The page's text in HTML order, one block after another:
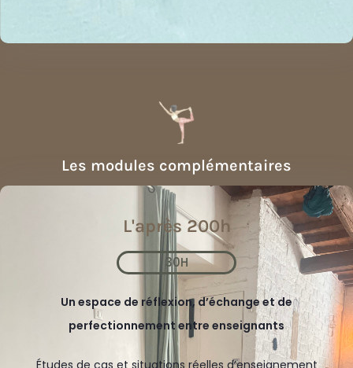
Les modules complémentaires
L'après 200h
30H
Un espace de réflexion, d’échange et de
perfectionnement entre enseignants